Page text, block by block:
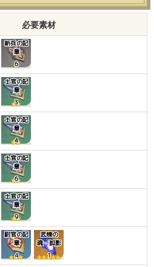
必要素材
新兵の記
章
６
士官の記
章
３
士官の記
章
４
士官の記
章
６
士官の記
章
９
尉官の記
章
4
武煉の
魂・孤影
1